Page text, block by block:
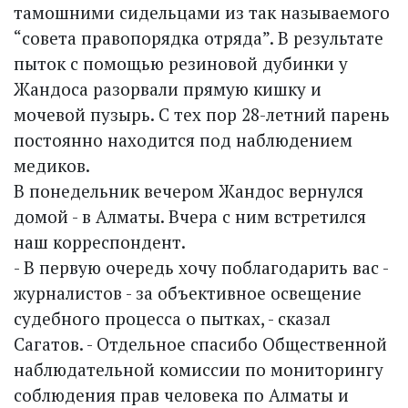
тамошними сидельцами из так называемого
“совета правопорядка отряда”. В результате
пыток с помощью резиновой дубинки у
Жандоса разорвали прямую кишку и
мочевой пузырь. С тех пор 28-летний парень
постоянно находится под наблюдением
медиков.
В понедельник вечером Жандос вернулся
домой - в Алматы. Вчера с ним встретился
наш корреспондент.
- В первую очередь хочу поблагодарить вас -
журналистов - за объективное освещение
судебного процесса о пытках, - сказал
Сагатов. - Отдельное спасибо Общественной
наблюдательной комиссии по мониторингу
соблюдения прав человека по Алматы и